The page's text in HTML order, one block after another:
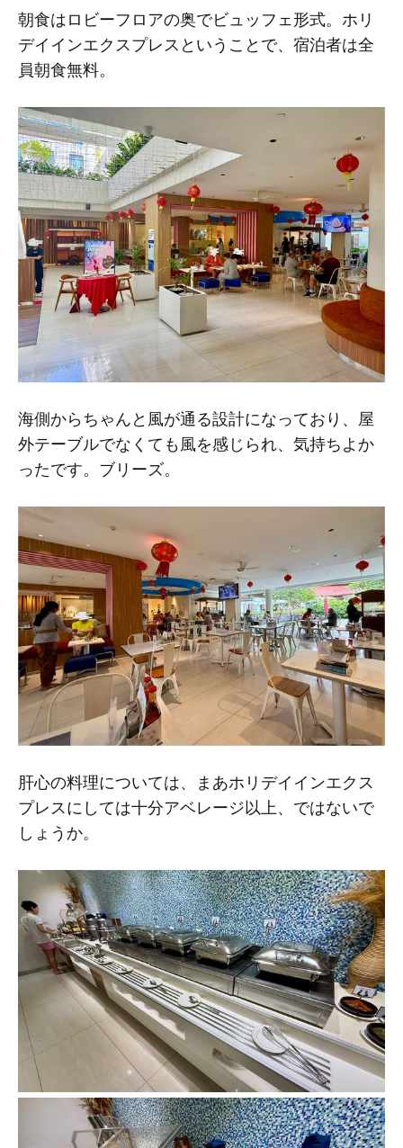
朝食はロビーフロアの奥でビュッフェ形式。ホリ
デイインエクスプレスということで、宿泊者は全
員朝食無料。
海側からちゃんと風が通る設計になっており、屋
外テーブルでなくても風を感じられ、気持ちよか
ったです。ブリーズ。
肝心の料理については、まあホリデイインエクス
プレスにしては十分アベレージ以上、ではないで
しょうか。